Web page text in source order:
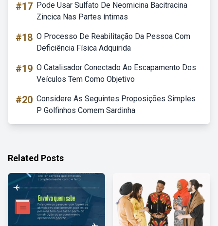
#17 Pode Usar Sulfato De Neomicina Bacitracina
Zincica Nas Partes íntimas
#18 O Processo De Reabilitação Da Pessoa Com
Deficiência Física Adquirida
#19 O Catalisador Conectado Ao Escapamento Dos
Veículos Tem Como Objetivo
#20 Considere As Seguintes Proposições Simples
P Golfinhos Comem Sardinha
Related Posts